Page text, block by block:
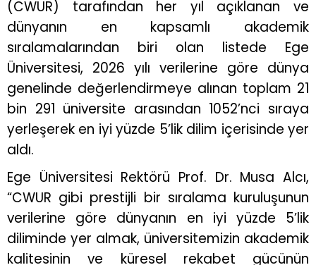
(CWUR) tarafından her yıl açıklanan ve
dünyanın en kapsamlı akademik
sıralamalarından biri olan listede Ege
Üniversitesi, 2026 yılı verilerine göre dünya
genelinde değerlendirmeye alınan toplam 21
bin 291 üniversite arasından 1052’nci sıraya
yerleşerek en iyi yüzde 5’lik dilim içerisinde yer
aldı.
Ege Üniversitesi Rektörü Prof. Dr. Musa Alcı,
“CWUR gibi prestijli bir sıralama kuruluşunun
verilerine göre dünyanın en iyi yüzde 5’lik
diliminde yer almak, üniversitemizin akademik
kalitesinin ve küresel rekabet gücünün